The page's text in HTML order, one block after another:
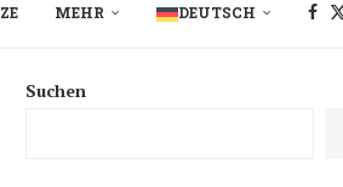
MEHR DEUTSCH
Suchen